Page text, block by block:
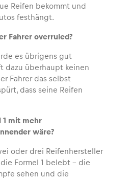
Reifen bekommt und
festhängt.
Fahrer overruled?
es übrigens gut
dazu überhaupt keinen
Fahrer das selbst
dass seine Reifen
1 mit mehr
wäre?
oder drei Reifenhersteller
Formel 1 belebt – die
sehen und die